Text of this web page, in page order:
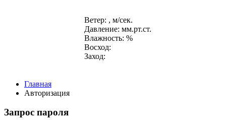
Ветер: , м/сек.
Давление: мм.рт.ст.
Влажность: %
Восход:
Заход:
Главная
Авторизация
Запрос пароля